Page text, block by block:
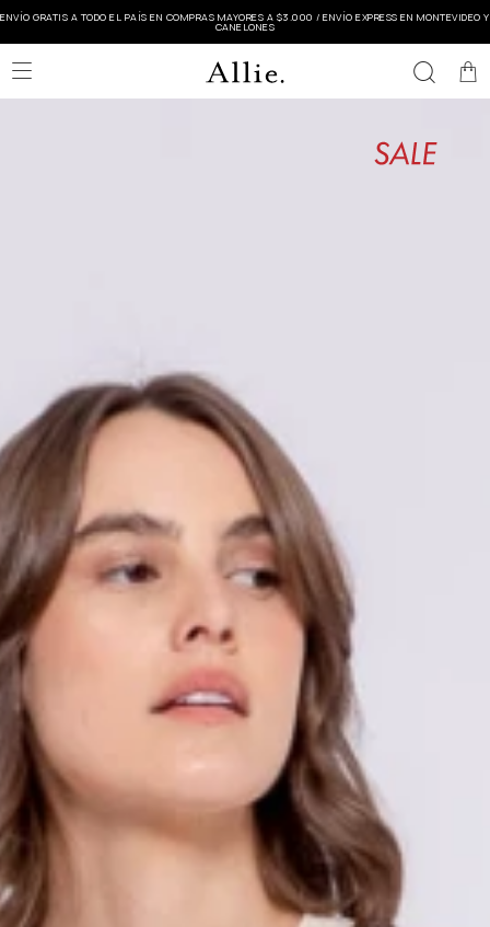
ENVÍO GRATIS A TODO EL PAÍS EN COMPRAS MAYORES A $3.000 / ENVÍO EXPRESS EN MONTEVIDEO Y
CANELONES
